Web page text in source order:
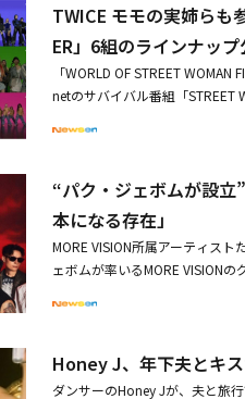
最終順位は3位MOTIV、2位AG
涙を流し、HANAの妹であるモ
のイ・デフィ、IZ*ONE出身の
で拍手を送った。前回の放送
ze、Hyojin Choiなどもステージ
姿は温かさを届けた。・TWICE
という気持ちだった」と企画
「『この国から必ず出なければ
ったり、コレオ（振付）で名
つチームとして韓国ファンに紹
彼女たちが見せてくれるケミス
語ではなく、韓国語、英語、日
の翻訳家がついてプレビュー
あってもダンサーたちが見せて
WN」などで司会を務めた
ンビンは「楽しく視聴していた
韓国を超えてワールドクラス
じた。僕はオールラウンダー
に成長したい」と意気込んだ。
内容をもらってチーム名も勉強
ER」5月27日より日韓同時放送
T WOMAN FIGHTER」新MCに抜
TWICE モモの実姉らも
ER」6組のラインナップ
「WORLD OF STREET
netのサバイバル番組「STREET
じて「ワールド・オブ・K-
V、OSAKA Ojo Gang、
に出演を知らせたチームは韓国
ER」シーズン1のリーダーたち
合流し、アベンジャーズチーム
い活躍を期待させた。続いて、
した第1世代の核心メンバーで
代表のMOTIVもあなどれない相
ーがリーダーを務めるヒップホ
“パク・ジェボムが設立
本になる存在」
MORE VISION所属アーティス
ェボムが率いるMORE VISION
MVPらの魅力を感覚的に盛り
影中にもスタッフたちとコミュ
マに、グラビアの完成度を高め
Honey J、年下夫とキ
ダンサーのHoney Jが、夫と旅